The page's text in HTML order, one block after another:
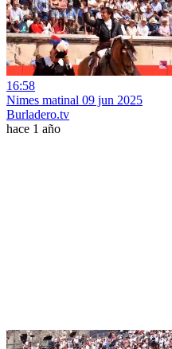
16:58
Nimes matinal 09 jun 2025
Burladero.tv
hace 1 año